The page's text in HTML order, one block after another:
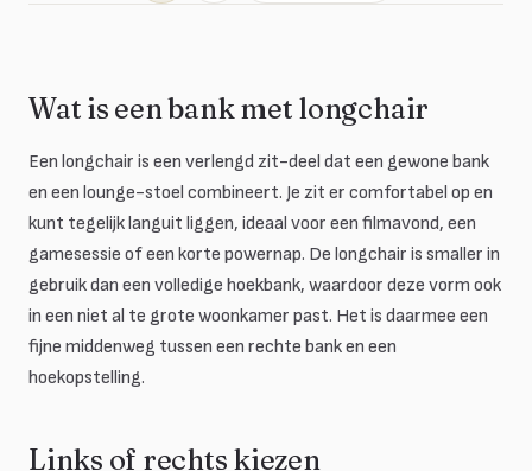
Wat is een bank met longchair
Een longchair is een verlengd zit-deel dat een gewone bank
en een lounge-stoel combineert. Je zit er comfortabel op en
kunt tegelijk languit liggen, ideaal voor een filmavond, een
gamesessie of een korte powernap. De longchair is smaller in
gebruik dan een volledige hoekbank, waardoor deze vorm ook
in een niet al te grote woonkamer past. Het is daarmee een
fijne middenweg tussen een rechte bank en een
hoekopstelling.
Links of rechts kiezen